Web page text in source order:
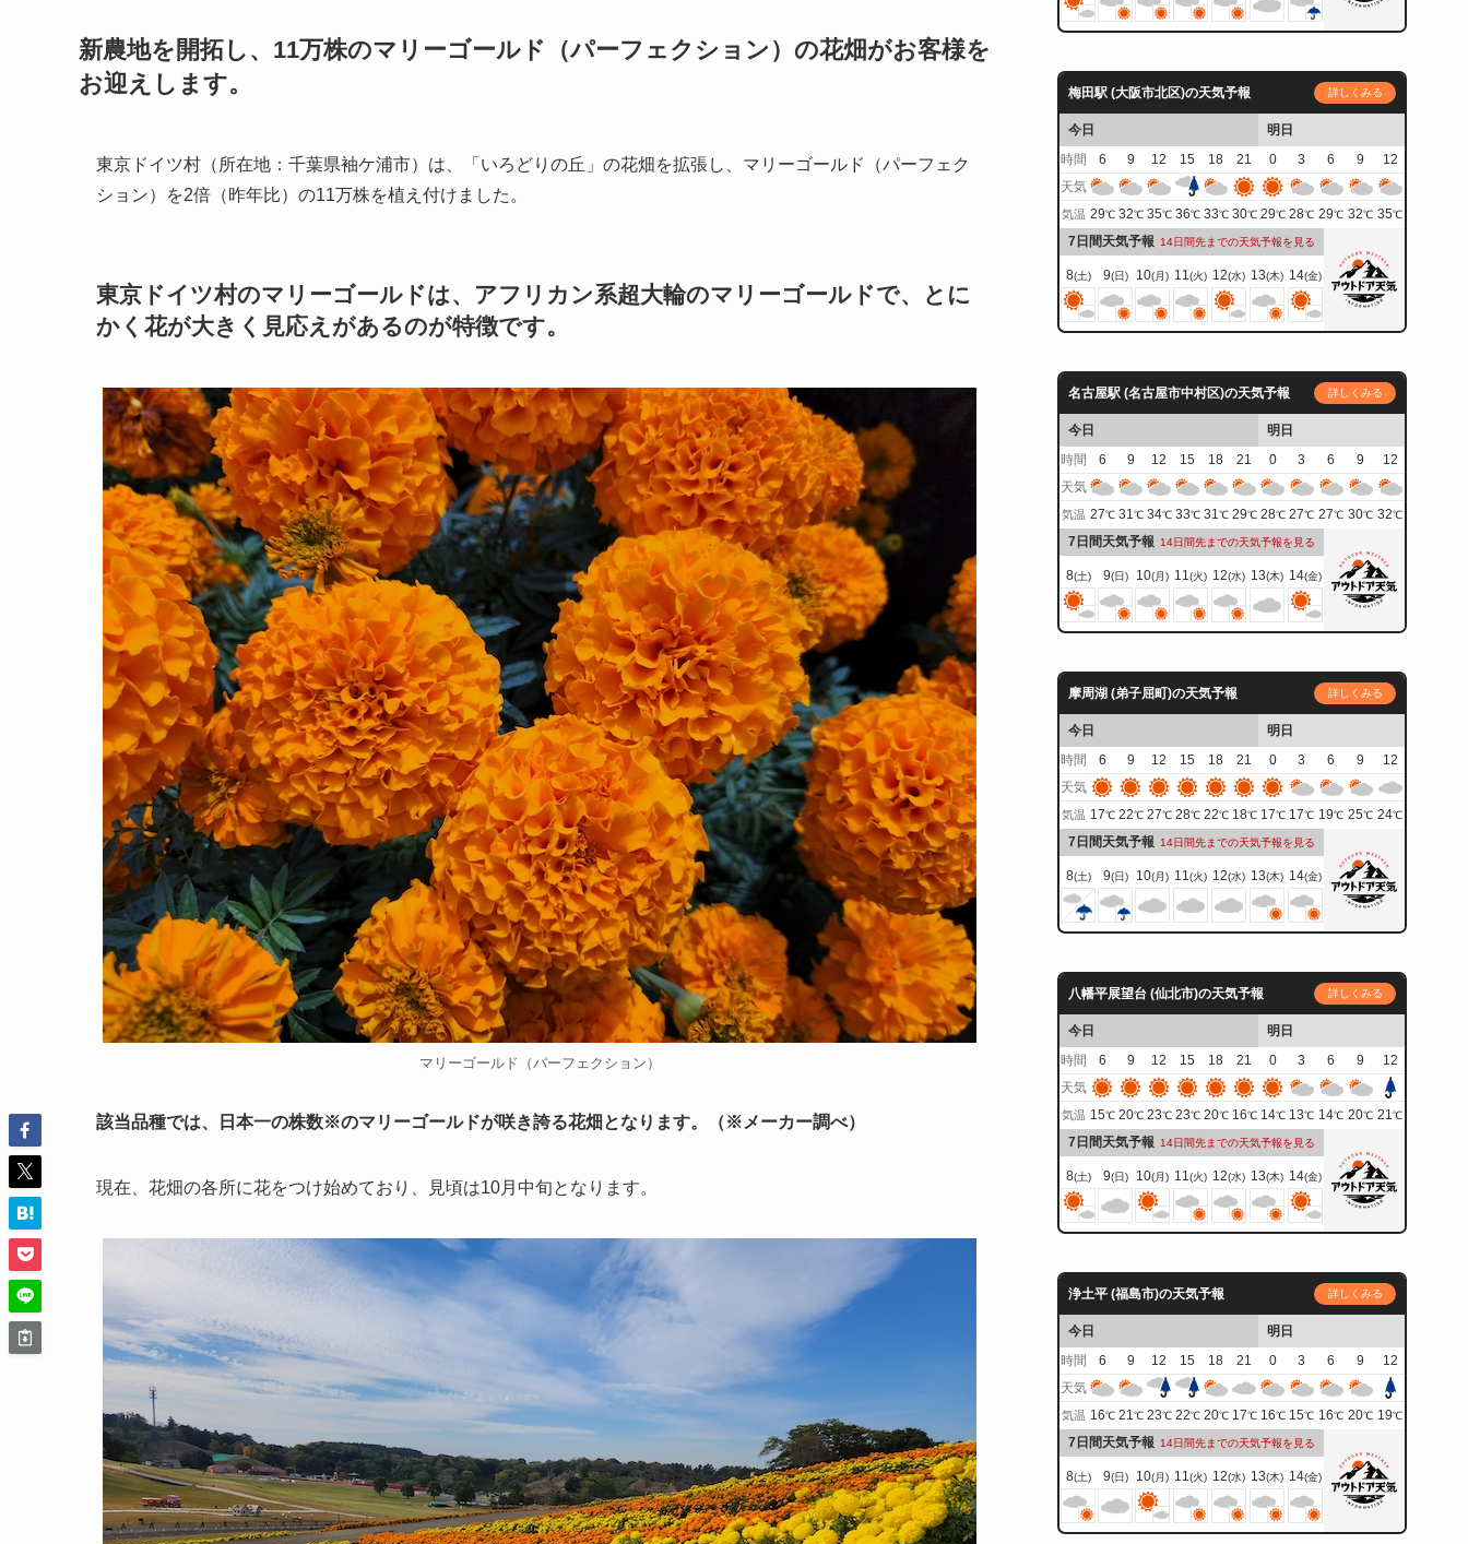
新農地を開拓し、11万株のマリーゴールド（パーフェクション）の花畑がお客様を
お迎えします。
東京ドイツ村（所在地：千葉県袖ケ浦市）は、「いろどりの丘」の花畑を拡張し、マリーゴールド（パーフェク
ション）を2倍（昨年比）の11万株を植え付けました。
東京ドイツ村のマリーゴールドは、アフリカン系超大輪のマリーゴールドで、とに
かく花が大きく見応えがあるのが特徴です。
マリーゴールド（パーフェクション）
該当品種では、日本一の株数※のマリーゴールドが咲き誇る花畑となります。（※メーカー調べ）
現在、花畑の各所に花をつけ始めており、見頃は10月中旬となります。
梅田駅 (大阪市北区)の天気予報 詳しくみる
今日
明日
時間
6 9 12 15 18 21 0 3 6 9
12
天気
気温 29℃ 32℃ 35℃ 36℃ 33℃ 30℃ 29℃ 28℃ 29℃ 32℃ 35℃
7日間天気予報 14日間先までの天気予報を見る
8(土) 9(日) 10(月) 11(火) 12(水) 13(木) 14(金)
名古屋駅 (名古屋市中村区)の天気予報 詳しくみる
今日
明日
時間
6 9 12 15 18 21 0 3 6 9
12
天気
気温 27℃ 31℃ 34℃ 33℃ 31℃ 29℃ 28℃ 27℃ 27℃ 30℃ 32℃
7日間天気予報 14日間先までの天気予報を見る
8(土) 9(日) 10(月) 11(火) 12(水) 13(木) 14(金)
摩周湖 (弟子屈町)の天気予報 詳しくみる
今日
明日
時間
6 9 12 15 18 21 0 3 6 9
12
天気
気温 17℃ 22℃ 27℃ 28℃ 22℃ 18℃ 17℃ 17℃ 19℃ 25℃ 24℃
7日間天気予報 14日間先までの天気予報を見る
8(土) 9(日) 10(月) 11(火) 12(水) 13(木) 14(金)
八幡平展望台 (仙北市)の天気予報 詳しくみる
今日
明日
時間
6 9 12 15 18 21 0 3 6 9
12
天気
気温 15℃ 20℃ 23℃ 23℃ 20℃ 16℃ 14℃ 13℃ 14℃ 20℃ 21℃
7日間天気予報 14日間先までの天気予報を見る
8(土) 9(日) 10(月) 11(火) 12(水) 13(木) 14(金)
浄土平 (福島市)の天気予報 詳しくみる
今日
明日
時間
6 9 12 15 18 21 0 3 6 9
12
天気
気温 16℃ 21℃ 23℃ 22℃ 20℃ 17℃ 16℃ 15℃ 16℃ 20℃ 19℃
7日間天気予報 14日間先までの天気予報を見る
8(土) 9(日) 10(月) 11(火) 12(水) 13(木) 14(金)